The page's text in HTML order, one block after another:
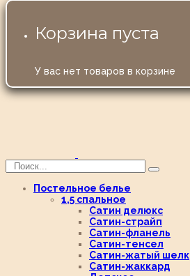
Корзина пуста
У вас нет товаров в корзине
Постельное белье
1,5 спальное
Сатин делюкс
Сатин-страйп
Сатин-фланель
Сатин-тенсел
Сатин-жатый шелк
Сатин-жаккард